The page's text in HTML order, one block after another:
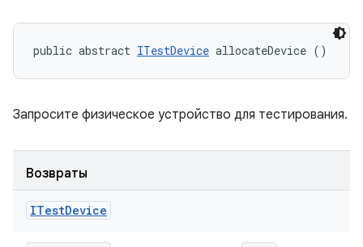
public abstract ITestDevice allocateDevice ()
Запросите физическое устройство для тестирования.
Возвраты
ITestDevice